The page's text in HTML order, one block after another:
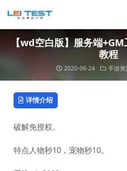
【wd空白版】服务端
教程
2020-06-24 手游资
详情介绍
破解免授权。
特点人物秒10，宠物秒10。